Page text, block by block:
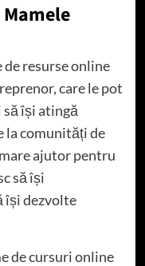
resurse online
care le pot
să își atingă
la comunități de
ajutor pentru
să își
își dezvolte
de cursuri online